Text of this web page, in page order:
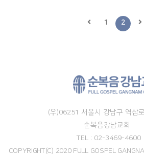
1 2
(우)06251 서울시 강남구 역삼
순복음강남교회
TEL : 02-3469-4600
COPYRIGHT(C) 2020 FULL GOSPEL